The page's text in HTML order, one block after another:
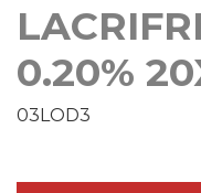
0.20%
03LOD3